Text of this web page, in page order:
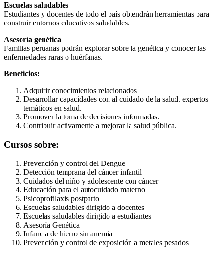
Escuelas saludables
Estudiantes y docentes de todo el país obtendrán herramientas para
construir entornos educativos saludables.
Asesoría genética
Familias peruanas podrán explorar sobre la genética y conocer las
enfermedades raras o huérfanas.
Beneficios:
Adquirir conocimientos relacionados
Desarrollar capacidades con al cuidado de la salud. expertos
temáticos en salud.
Promover la toma de decisiones informadas.
Contribuir activamente a mejorar la salud pública.
Cursos sobre:
Prevención y control del Dengue
Detección temprana del cáncer infantil
Cuidados del niño y adolescente con cáncer
Educación para el autocuidado materno
Psicoprofilaxis postparto
Escuelas saludables dirigido a docentes
Escuelas saludables dirigido a estudiantes
Asesoría Genética
Infancia de hierro sin anemia
Prevención y control de exposición a metales pesados